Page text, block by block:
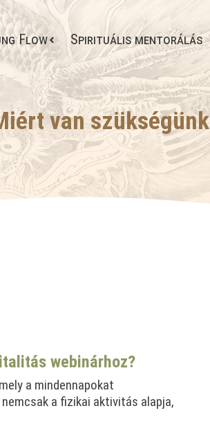
Flow Spirituális mentorálás
van szükségünk
webinárhoz?
a mindennapokat
a fizikai aktivitás alapja,